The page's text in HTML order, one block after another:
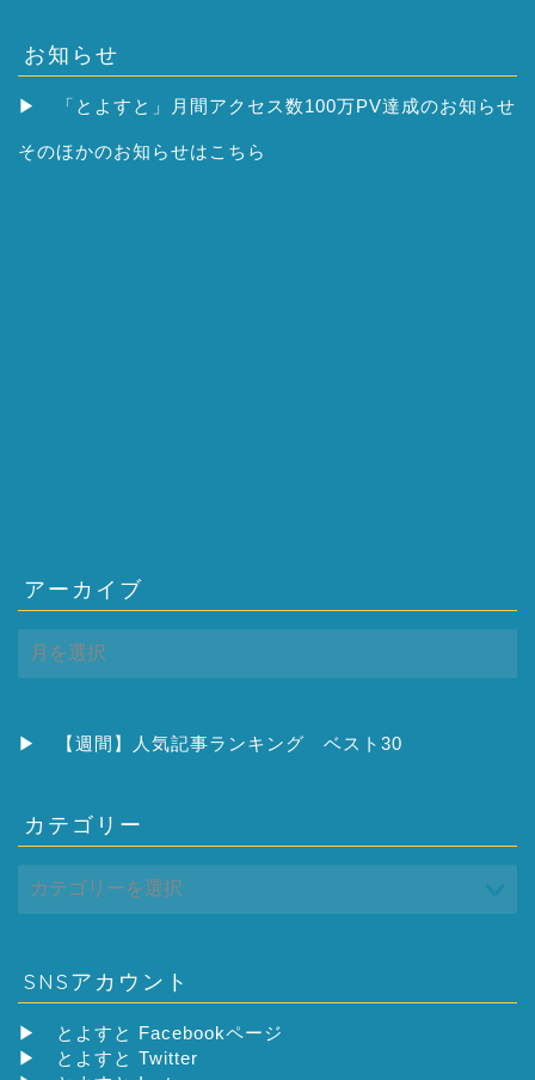
お知らせ
▶ 「とよすと」月間アクセス数100万PV達成のお知らせ
そのほかのお知らせはこちら
アーカイブ
ー
ブ
▶ 【週間】人気記事ランキング ベスト30
カテゴリー
SNSアカウント
▶
とよすと Facebookページ
▶
とよすと Twitter